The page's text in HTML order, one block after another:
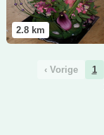
2.8 km
‹ Vorige 1